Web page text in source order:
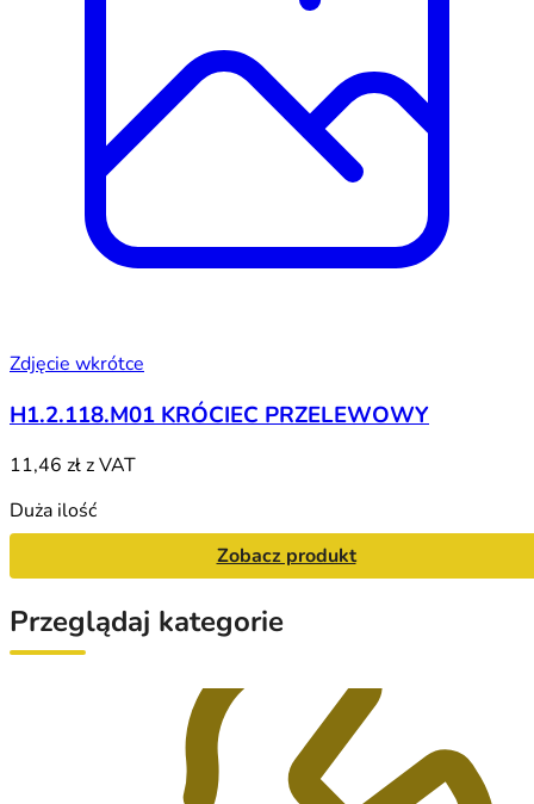
Zdjęcie wkrótce
H1.2.118.M01 KRÓCIEC PRZELEWOWY
11,46 złz VAT
Duża ilość
Zobacz produkt
Przeglądaj kategorie